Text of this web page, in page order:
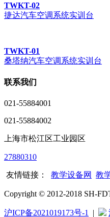
TWKT-02
捷达汽车空调系统实训台
TWKT-01
桑塔纳汽车空调系统实训台
联系我们
021-55884001
021-55884002
上海市松江区工业园区
27880310
友情链接： 教学设备网 教
Copyright © 2012-2018 SH-
沪ICP备2021019173号-1 |